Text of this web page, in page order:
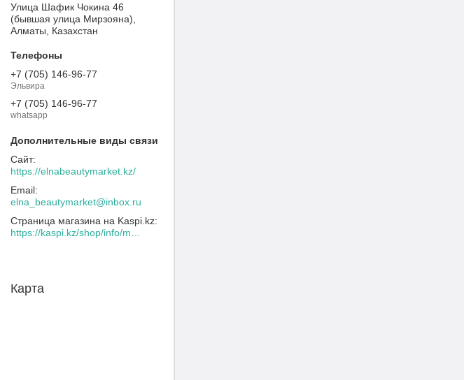
Улица Шафик Чокина 46
(бывшая улица Мирзояна),
Алматы, Казахстан
+7 (705) 146-96-77
Эльвира
+7 (705) 146-96-77
whatsapp
https://elnabeautymarket.kz/
elna_beautymarket@inbox.ru
Страница магазина на Kaspi.kz
Карта